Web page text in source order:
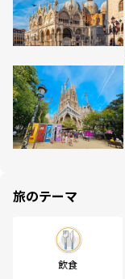
旅のテーマ
飲食